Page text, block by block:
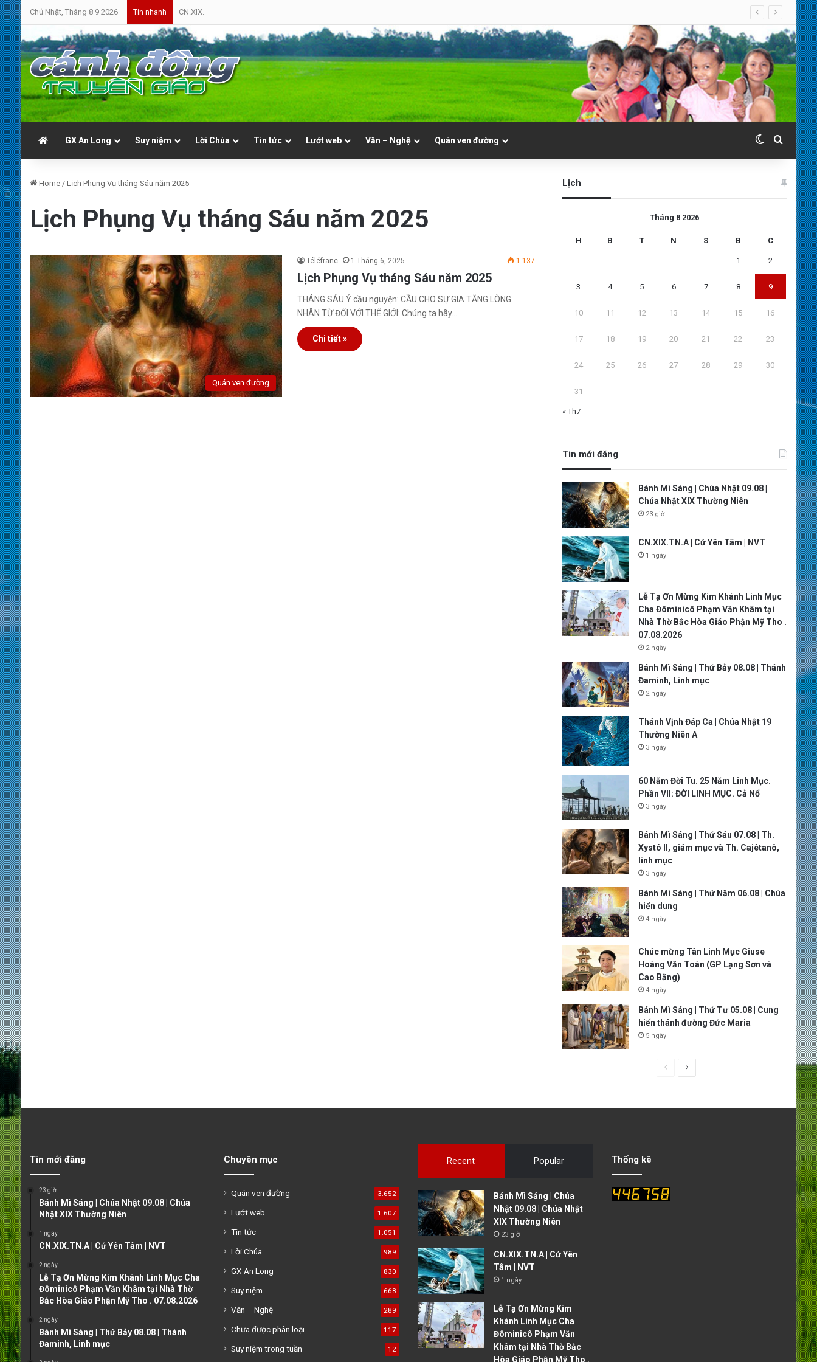
Chủ Nhật, Tháng 8 9 2026 Tin nhanh CN.XIX.TN.A | Cứ Yên Tâm | NVT
GX An Long Suy niệm Lời Chúa Tin tức Lướt web Văn – Nghệ Quán ven đường Switch skin
Search
Home / Lịch Phụng Vụ tháng Sáu năm 2025
Lịch Phụng Vụ tháng Sáu năm 2025
Quán ven đường
Téléfranc 1 Tháng 6, 2025 1.137
Lịch Phụng Vụ tháng Sáu năm 2025
THÁNG SÁU Ý cầu nguyện: CẦU CHO SỰ GIA TĂNG LÒNG
NHÂN TỪ ĐỐI VỚI THẾ GIỚI: Chúng ta hãy…
Chi tiết »
Lịch
Tháng 8 2026
H B T N S B C
1 2
3 4 5 6 7 8 9
10 11 12 13 14 15 16
17 18 19 20 21 22 23
24 25 26 27 28 29 30
31
« Th7
Tin mới đăng
Bánh Mì Sáng | Chúa Nhật 09.08 |
Chúa Nhật XIX Thường Niên
23 giờ
CN.XIX.TN.A | Cứ Yên Tâm | NVT
1 ngày
Lễ Tạ Ơn Mừng Kim Khánh Linh Mục
Cha Đôminicô Phạm Văn Khâm tại
Nhà Thờ Bắc Hòa Giáo Phận Mỹ Tho .
07.08.2026
2 ngày
Bánh Mì Sáng | Thứ Bảy 08.08 | Thánh
Đaminh, Linh mục
2 ngày
Thánh Vịnh Đáp Ca | Chúa Nhật 19
Thường Niên A
3 ngày
60 Năm Đời Tu. 25 Năm Linh Mục.
Phần VII: ĐỜI LINH MỤC. Cả Nổ
3 ngày
Bánh Mì Sáng | Thứ Sáu 07.08 | Th.
Xystô II, giám mục và Th. Cajêtanô,
linh mục
3 ngày
Bánh Mì Sáng | Thứ Năm 06.08 | Chúa
hiển dung
4 ngày
Chúc mừng Tân Linh Mục Giuse
Hoàng Văn Toàn (GP Lạng Sơn và
Cao Bằng)
4 ngày
Bánh Mì Sáng | Thứ Tư 05.08 | Cung
hiến thánh đường Đức Maria
5 ngày
s
p
Tin mới đăng
23 giờ
Bánh Mì Sáng | Chúa Nhật 09.08 | Chúa
Nhật XIX Thường Niên
1 ngày
CN.XIX.TN.A | Cứ Yên Tâm | NVT
2 ngày
Lễ Tạ Ơn Mừng Kim Khánh Linh Mục Cha
Đôminicô Phạm Văn Khâm tại Nhà Thờ
Bắc Hòa Giáo Phận Mỹ Tho . 07.08.2026
2 ngày
Bánh Mì Sáng | Thứ Bảy 08.08 | Thánh
Đaminh, Linh mục
Chuyên mục
Quán ven đường 3.652
Lướt web 1.607
Tin tức 1.051
Lời Chúa 989
GX An Long 830
Suy niệm 668
Văn – Nghệ 289
Chưa được phân loại 117
Suy niệm trong tuần 12
Recent Popular
Bánh Mì Sáng | Chúa
Nhật 09.08 | Chúa Nhật
XIX Thường Niên
23 giờ
CN.XIX.TN.A | Cứ Yên
Tâm | NVT
1 ngày
Lễ Tạ Ơn Mừng Kim
Khánh Linh Mục Cha
Đôminicô Phạm Văn
Khâm tại Nhà Thờ Bắc
Hòa Giáo Phận Mỹ Tho .
Thống kê